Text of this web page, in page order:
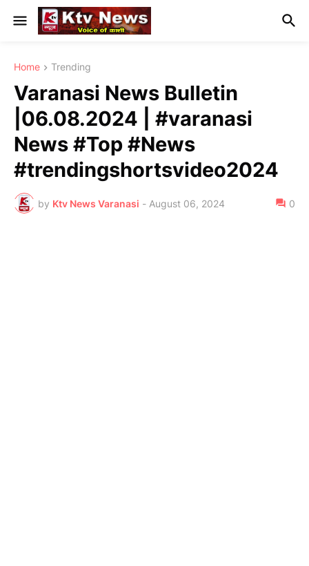
Home Trending
Varanasi News Bulletin
|06.08.2024 | #varanasi
News #Top #News
#trendingshortsvideo2024
by Ktv News Varanasi - August 06, 2024 0